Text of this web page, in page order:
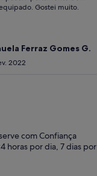
Gostei muito.
Ferraz Gomes G.
2022
com Confiança
horas por dia, 7 dias por